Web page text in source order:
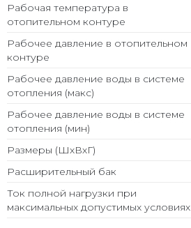
Рабочая температура в
отопительном контуре
Рабочее давление в отопительном
контуре
Рабочее давление воды в системе
отопления (макс)
Рабочее давление воды в системе
отопления (мин)
Размеры (ШхВхГ)
Расширительный бак
Ток полной нагрузки при
максимальных допустимых условиях